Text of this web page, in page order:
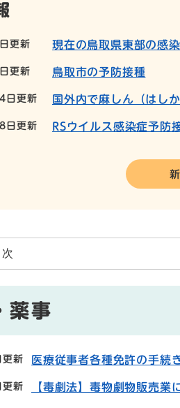
更新 現在の鳥取県東部の感
更新 鳥取市の予防接種
日更新 国外内で麻しん（はし
日更新 RSウイルス感染症予防
薬事
新 医療従事者各種免許の手続
新 【毒劇法】毒物劇物販売業